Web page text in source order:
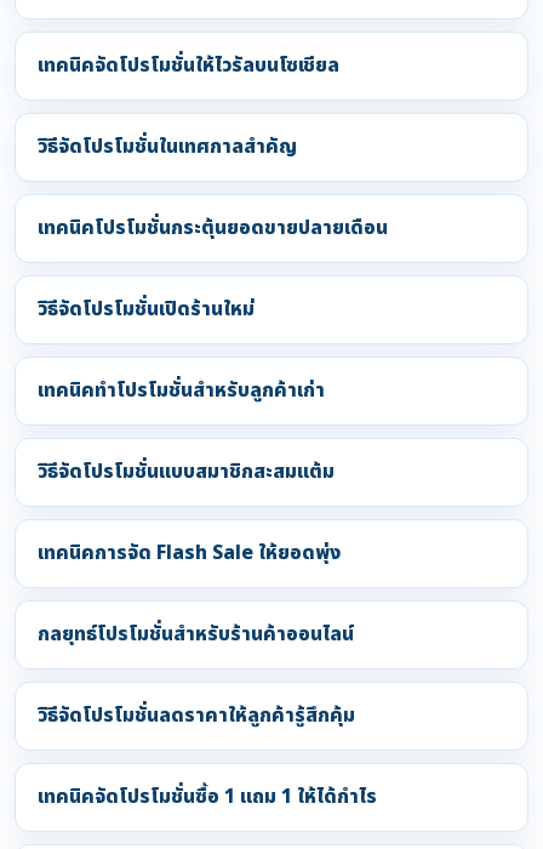
เทคนิคจัดโปรโมชั่นให้ไวรัลบนโซเชียล
วิธีจัดโปรโมชั่นในเทศกาลสำคัญ
เทคนิคโปรโมชั่นกระตุ้นยอดขายปลายเดือน
วิธีจัดโปรโมชั่นเปิดร้านใหม่
เทคนิคทำโปรโมชั่นสำหรับลูกค้าเก่า
วิธีจัดโปรโมชั่นแบบสมาชิกสะสมแต้ม
เทคนิคการจัด Flash Sale ให้ยอดพุ่ง
กลยุทธ์โปรโมชั่นสำหรับร้านค้าออนไลน์
วิธีจัดโปรโมชั่นลดราคาให้ลูกค้ารู้สึกคุ้ม
เทคนิคจัดโปรโมชั่นซื้อ 1 แถม 1 ให้ได้กำไร